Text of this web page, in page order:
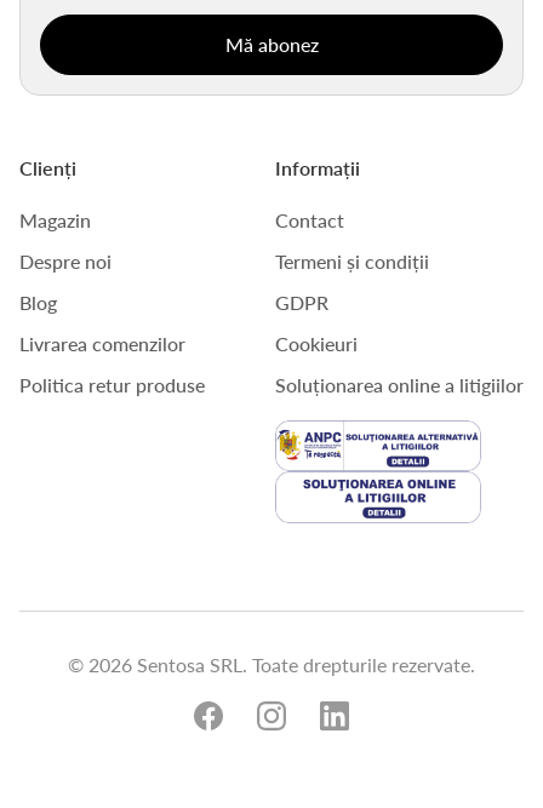
Clienți
Magazin
Despre noi
Blog
Livrarea comenzilor
Politica retur produse
Informații
Contact
Termeni și condiții
GDPR
Cookieuri
Soluționarea online a litigiilor
© 2026 Sentosa SRL. Toate drepturile rezervate.